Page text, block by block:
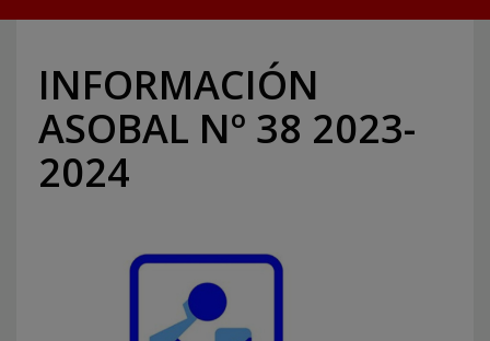
INFORMACIÓN
ASOBAL Nº 38 2023-
2024